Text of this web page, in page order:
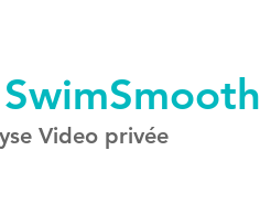
Video privée